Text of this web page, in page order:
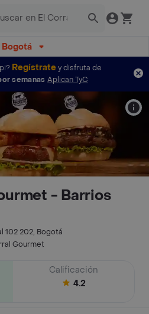
Bogotá
Regístratey disfruta de
semanas Aplican TyC
- Barrios
202, Bogotá
Gourmet
Calificación
4.2